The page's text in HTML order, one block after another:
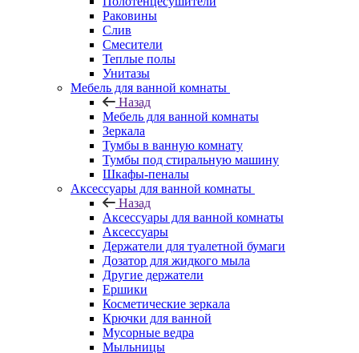
Раковины
Слив
Смесители
Теплые полы
Унитазы
Мебель для ванной комнаты
Назад
Мебель для ванной комнаты
Зеркала
Тумбы в ванную комнату
Тумбы под стиральную машину
Шкафы-пеналы
Аксессуары для ванной комнаты
Назад
Аксессуары для ванной комнаты
Аксессуары
Держатели для туалетной бумаги
Дозатор для жидкого мыла
Другие держатели
Ершики
Косметические зеркала
Крючки для ванной
Мусорные ведра
Мыльницы